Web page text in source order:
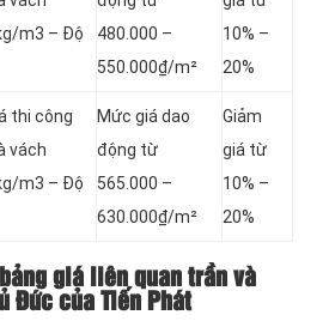
m3 – Độ
480.000 –
550.000₫/m²
10% –
20%
thi công
vách
m3 – Độ
Mức giá dao
động từ
565.000 –
630.000₫/m²
Giảm
giá từ
10% –
20%
giá liên quan trần và
Đức của Tiến Phát